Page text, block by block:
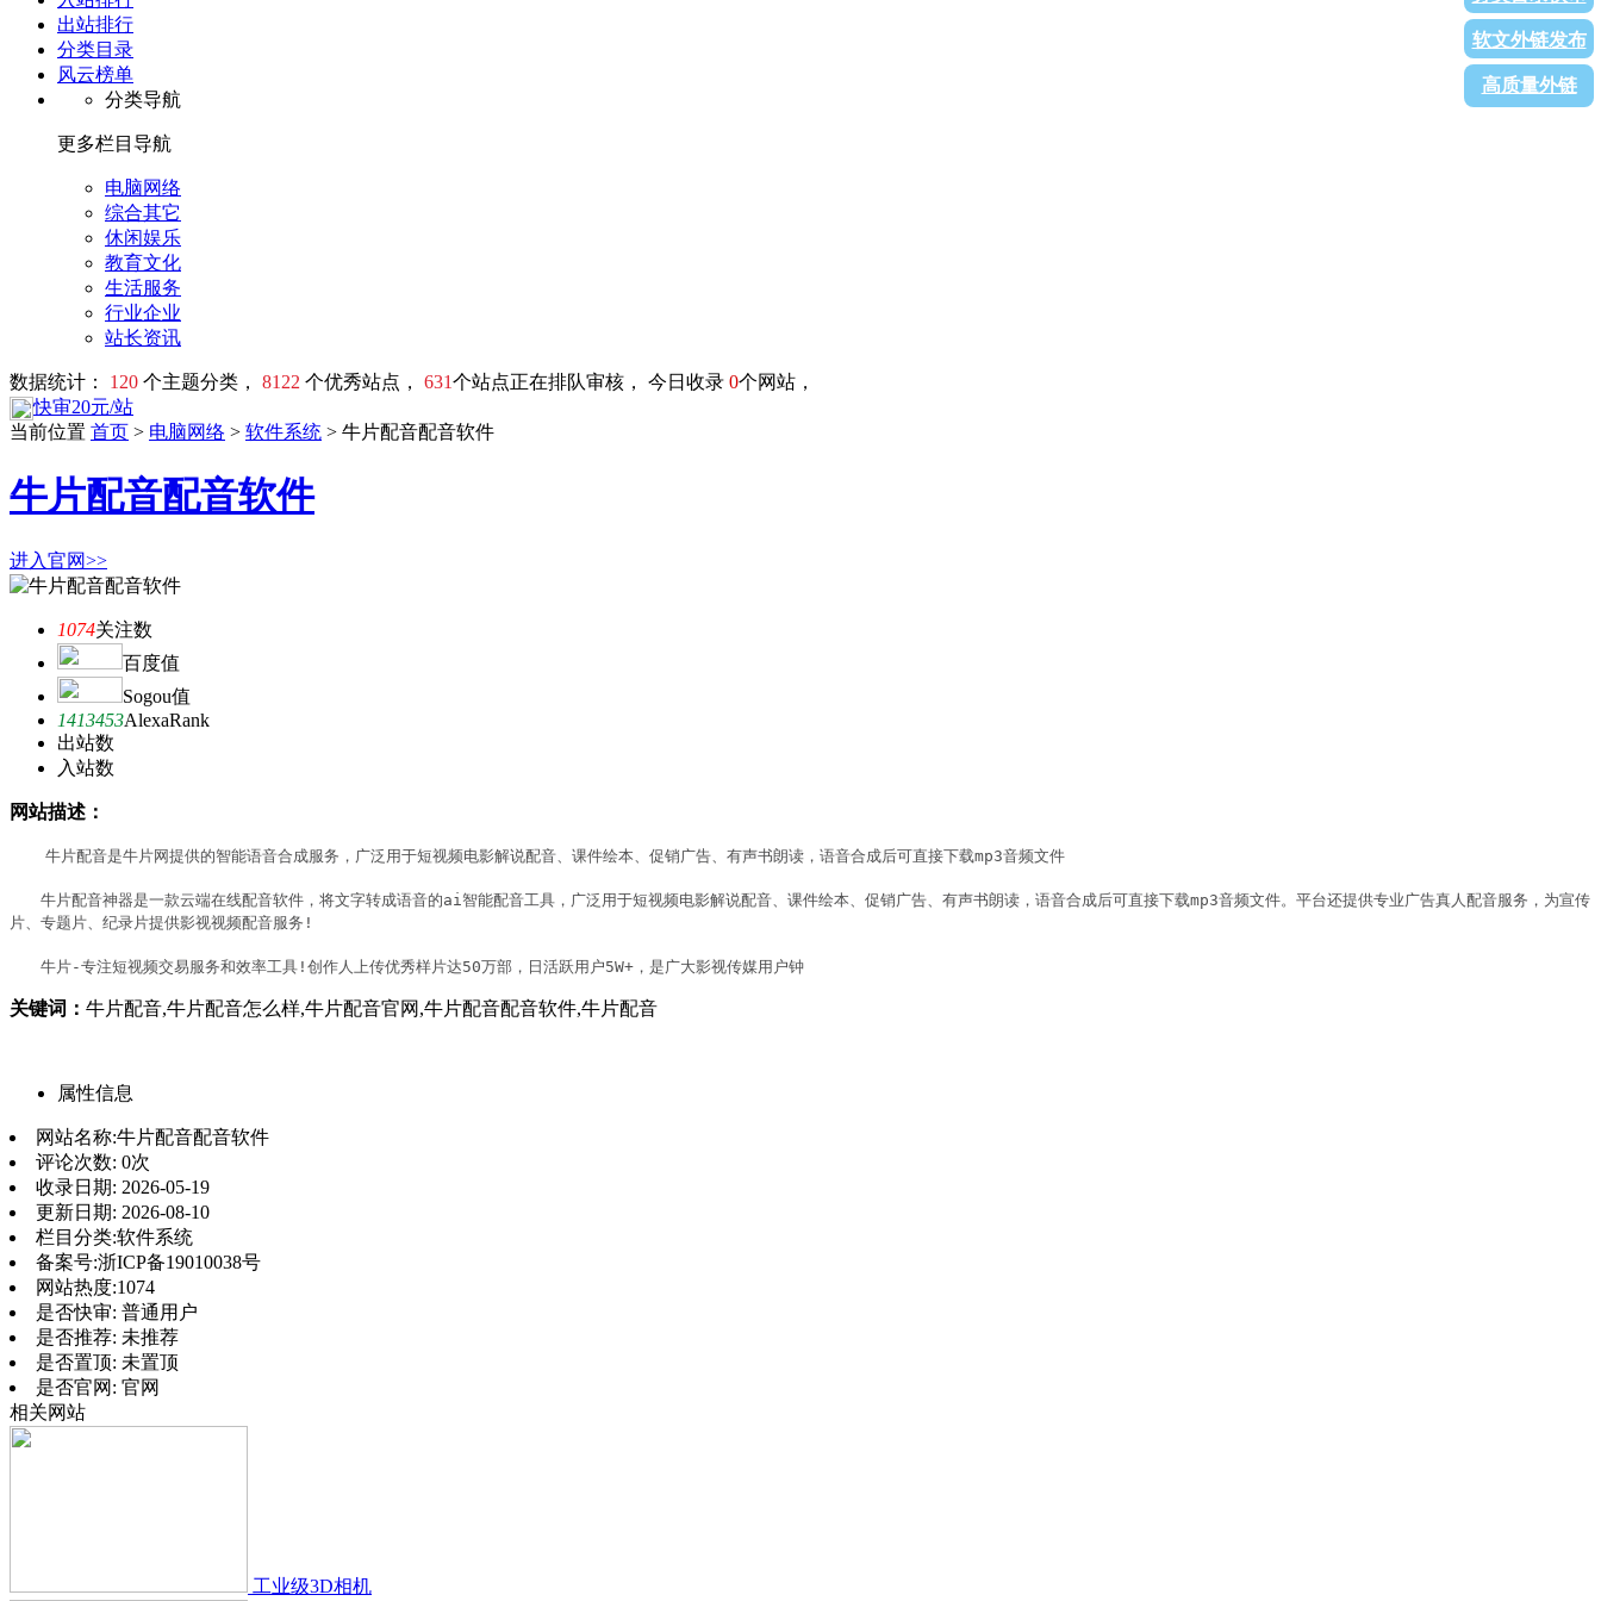
出站排行
分类目录
风云榜单
分类导航
更多栏目导航
电脑网络
综合其它
休闲娱乐
教育文化
生活服务
行业企业
站长资讯
数据统计： 120 个主题分类， 8122 个优秀站点， 631个站点正在排队审核， 今日收录 0个网站，
快审20元/站
软文外链发布
高质量外链
当前位置 首页 > 电脑网络 > 软件系统 > 牛片配音配音软件
牛片配音配音软件
进入官网>>
1074关注数
百度值
Sogou值
1413453AlexaRank
出站数
入站数
网站描述：
牛片配音是牛片网提供的智能语音合成服务，广泛用于短视频电影解说配音、课件绘本、促销广告、有声书朗读，语音合成后可直接下载mp3音频文件
牛片配音神器是一款云端在线配音软件，将文字转成语音的ai智能配音工具，广泛用于短视频电影解说配音、课件绘本、促销广告、有声书朗读，语音合成后可直接下载mp3音频文件。平台还提供专业广告真人配音服务，为宣传
片、专题片、纪录片提供影视视频配音服务!
牛片-专注短视频交易服务和效率工具!创作人上传优秀样片达50万部，日活跃用户5W+，是广大影视传媒用户钟
关键词： 牛片配音,牛片配音怎么样,牛片配音官网,牛片配音配音软件,牛片配音
属性信息
网站名称:牛片配音配音软件
评论次数: 0次
收录日期: 2026-05-19
更新日期: 2026-08-10
栏目分类:软件系统
备案号:浙ICP备19010038号
网站热度:1074
是否快审: 普通用户
是否推荐: 未推荐
是否置顶: 未置顶
是否官网: 官网
相关网站
工业级3D相机